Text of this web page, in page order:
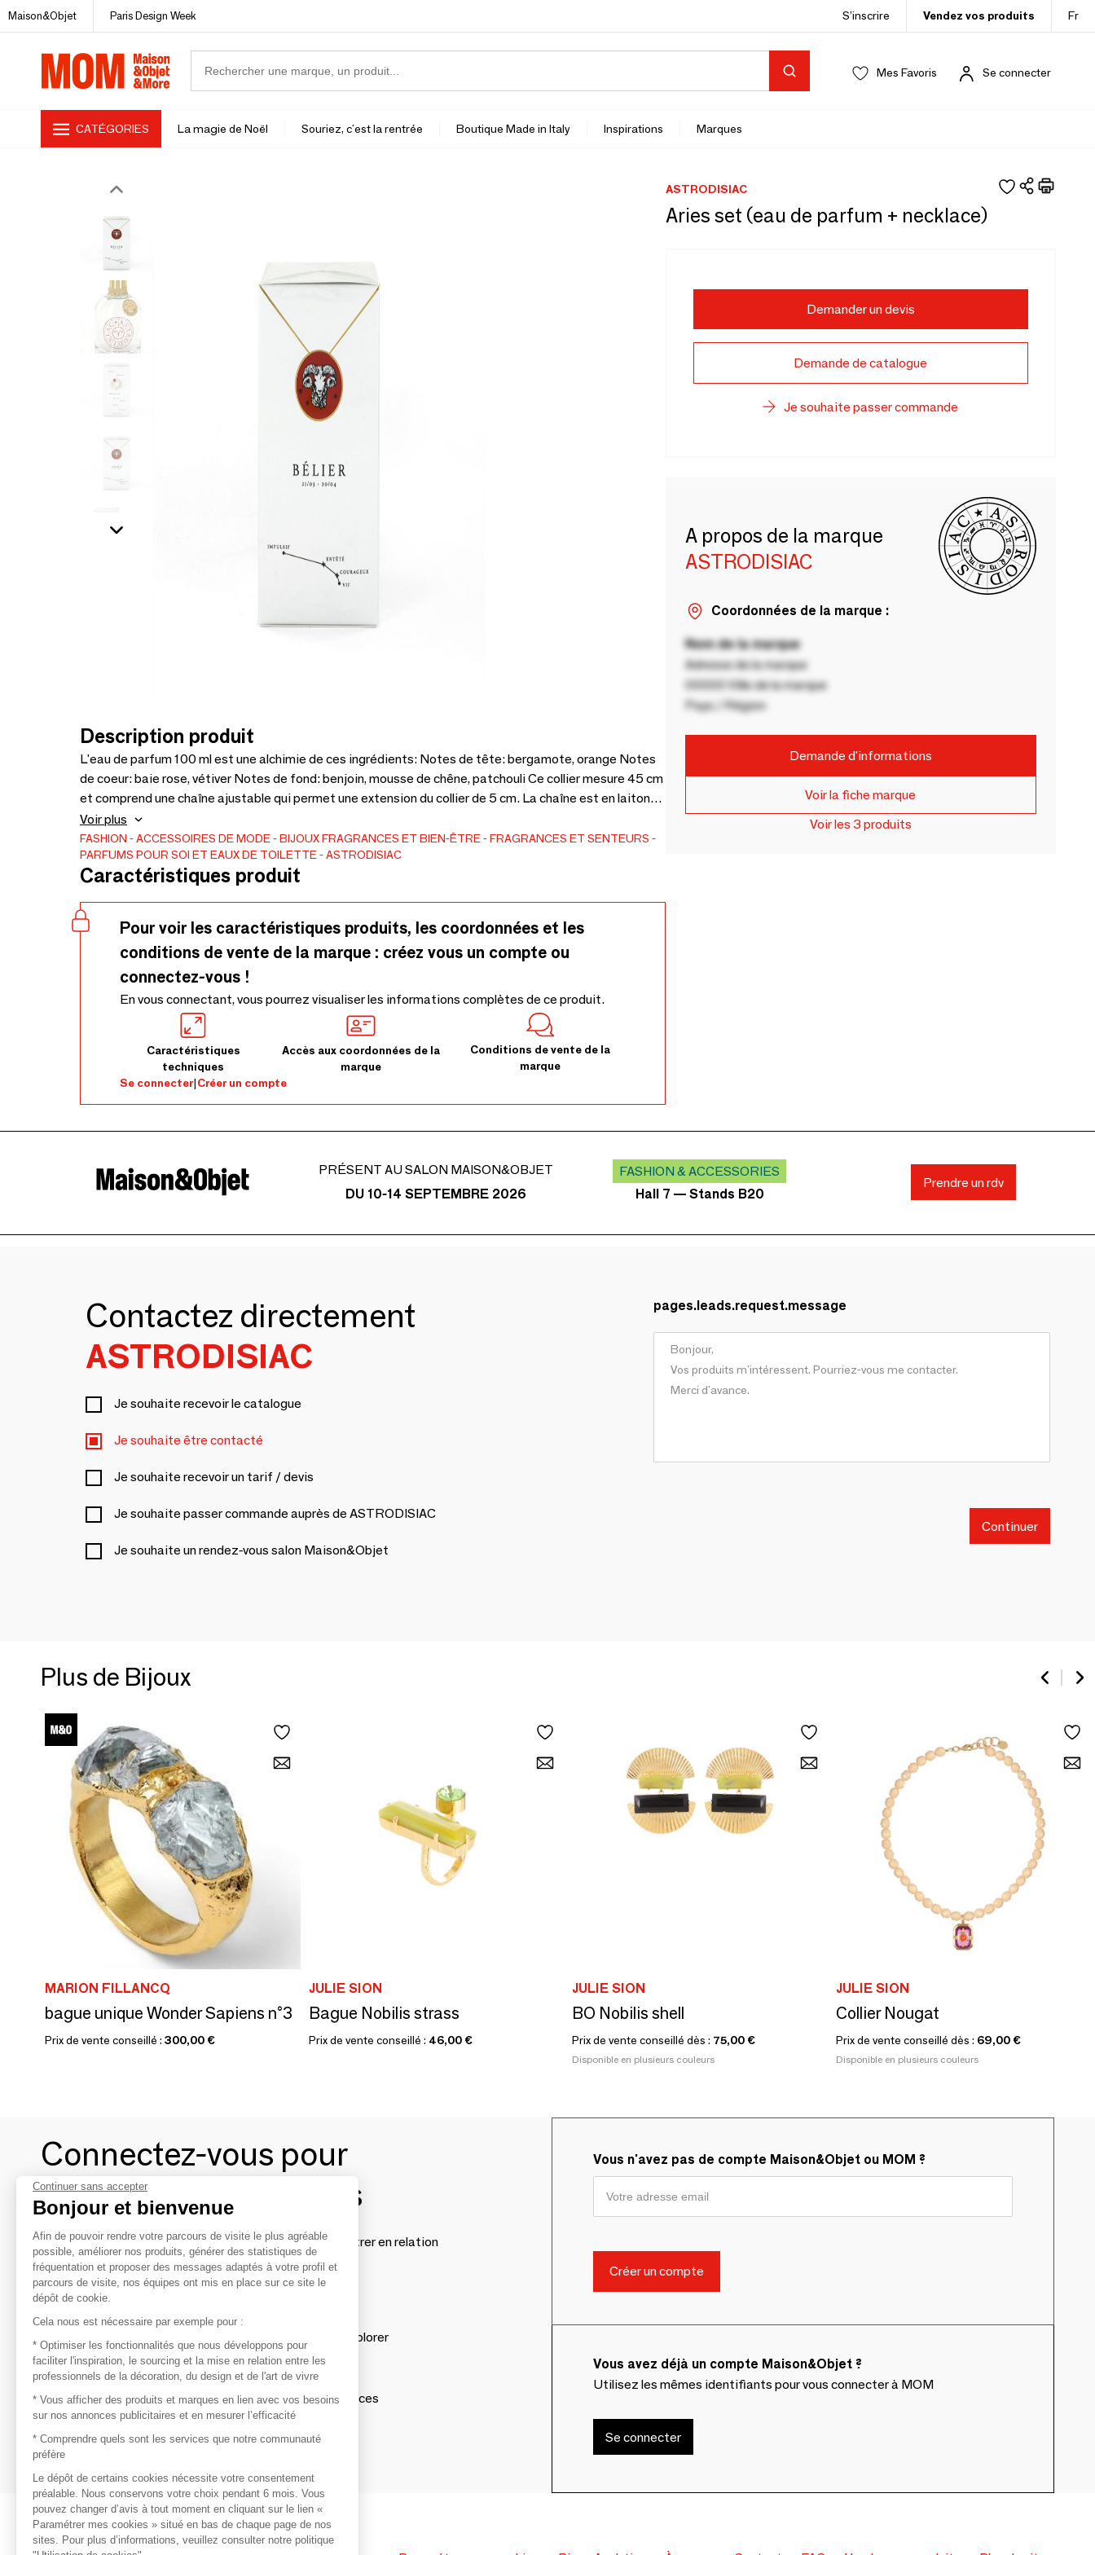
Maison&Objet Paris Design Week S’inscrire Vendez vos produits Fr
Mes Favoris Se connecter
CATÉGORIES La magie de Noël Souriez, c'est la rentrée Boutique Made in Italy Inspirations Marques
Description produit
L'eau de parfum 100 ml est une alchimie de ces ingrédients: Notes de tête: bergamote, orange Notes
de coeur: baie rose, vétiver Notes de fond: benjoin, mousse de chêne, patchouli Ce collier mesure 45 cm
et comprend une chaîne ajustable qui permet une extension du collier de 5 cm. La chaîne est en laiton
plaqué or et le médaillon en plaqué or incrusté de strass.
Voir plus
FASHION ACCESSOIRES DE MODE BIJOUXFRAGRANCES ET BIEN-ÊTRE
FRAGRANCES ET SENTEURS
PARFUMS POUR SOI ET EAUX DE TOILETTE
ASTRODISIAC
Caractéristiques produit
Pour voir les caractéristiques produits, les coordonnées et les
conditions de vente de la marque : créez vous un compte ou
connectez-vous !
En vous connectant, vous pourrez visualiser les informations complètes de ce produit.
Caractéristiques
techniques
Accès aux coordonnées de la
marque
Conditions de vente de la
marque
Se connecter|Créer un compte
ASTRODISIAC
Aries set (eau de parfum + necklace)
Demander un devis
Demande de catalogue
Je souhaite passer commande
A propos de la marque
ASTRODISIAC
Coordonnées de la marque :
Nom de la marque
Adresse de la marque
00000 Ville de la marque
Pays / Région
Demande d'informations
Voir la fiche marque
Voir les 3 produits
PRÉSENT AU SALON MAISON&OBJET
DU 10-14 SEPTEMBRE 2026
FASHION & ACCESSORIES
Hall 7 — Stands B20
Prendre un rdv
Contactez directement
ASTRODISIAC
Je souhaite recevoir le catalogue
Je souhaite être contacté
Je souhaite recevoir un tarif / devis
Je souhaite passer commande auprès de ASTRODISIAC
Je souhaite un rendez-vous salon Maison&Objet
pages.leads.request.message
Continuer
Plus de Bijoux
MARION FILLANCQ
bague unique Wonder Sapiens n°3
Prix de vente conseillé : 300,00 €
JULIE SION
Bague Nobilis strass
Prix de vente conseillé : 46,00 €
JULIE SION
BO Nobilis shell
Prix de vente conseillé dès : 75,00 €
Disponible en plusieurs couleurs
JULIE SION
Collier Nougat
Prix de vente conseillé dès : 69,00 €
Disponible en plusieurs couleurs
Connectez-vous pour
contacter les marques
Afin de profiter au mieux de l'expérience MOM et de rentrer en relation
avec vos marques préférées, créez-vous un compte.
Découvrir
Les produits de milliers de fournisseurs à explorer
S'inspirer
Inspiration et sélections de produits tendances
Contacter
Vous n'avez pas de compte Maison&Objet ou MOM ?
Vous avez déjà un compte Maison&Objet ?
Utilisez les mêmes identifiants pour vous connecter à MOM
Se connecter
Continuer sans accepter
Bonjour et bienvenue
Afin de pouvoir rendre votre parcours de visite le plus agréable
possible, améliorer nos produits, générer des statistiques de
fréquentation et proposer des messages adaptés à votre profil et
parcours de visite, nos équipes ont mis en place sur ce site le
dépôt de cookie.
Cela nous est nécessaire par exemple pour :
* Optimiser les fonctionnalités que nous développons pour
faciliter l'inspiration, le sourcing et la mise en relation entre les
professionnels de la décoration, du design et de l'art de vivre
* Vous afficher des produits et marques en lien avec vos besoins
sur nos annonces publicitaires et en mesurer l’efficacité
* Comprendre quels sont les services que notre communauté
préfère
Le dépôt de certains cookies nécessite votre consentement
préalable. Nous conservons votre choix pendant 6 mois. Vous
pouvez changer d’avis à tout moment en cliquant sur le lien «
Paramétrer mes cookies » situé en bas de chaque page de nos
sites. Pour plus d’informations, veuillez consulter notre politique